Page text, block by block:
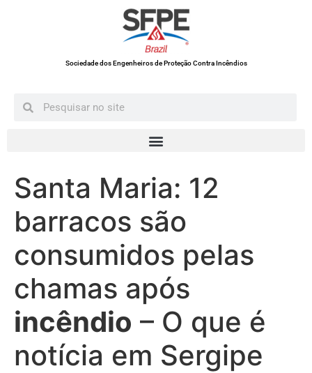
Sociedade dos Engenheiros de Proteção Contra Incêndios
Santa Maria: 12
barracos são
consumidos pelas
chamas após
incêndio – O que é
notícia em Sergipe